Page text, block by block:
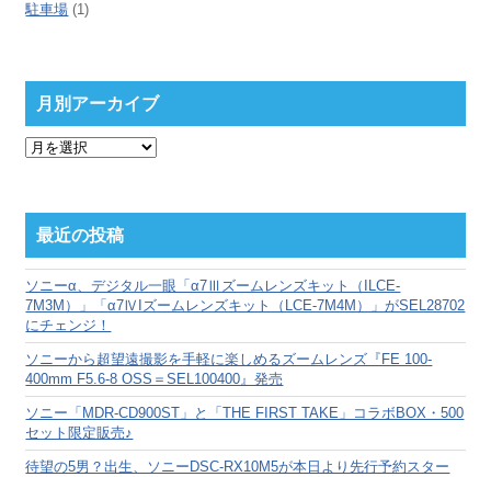
駐車場 (1)
月別アーカイブ
月
ー
カ
ブ
最近の投稿
ソニーα、デジタル一眼「α7Ⅲズームレンズキット（ILCE-
7M3M）」「α7ⅣIズームレンズキット（LCE-7M4M）」がSEL28702
にチェンジ！
ソニーから超望遠撮影を手軽に楽しめるズームレンズ『FE 100-
400mm F5.6-8 OSS＝SEL100400』発売
ソニー「MDR-CD900ST」と「THE FIRST TAKE」コラボBOX・500
セット限定販売♪
待望の5男？出生、ソニーDSC-RX10M5が本日より先行予約スター